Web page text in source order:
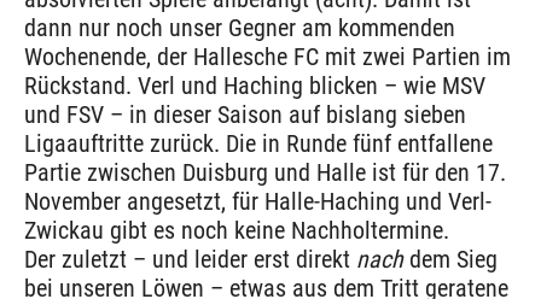
dann nur noch unser Gegner am kommenden
Wochenende, der Hallesche FC mit zwei Partien im
Rückstand. Verl und Haching blicken – wie MSV
und FSV – in dieser Saison auf bislang sieben
Ligaauftritte zurück. Die in Runde fünf entfallene
Partie zwischen Duisburg und Halle ist für den 17.
November angesetzt, für Halle-Haching und Verl-
Zwickau gibt es noch keine Nachholtermine.
Der zuletzt – und leider erst direkt nachdem Sieg
bei unseren Löwen – etwas aus dem Tritt geratene